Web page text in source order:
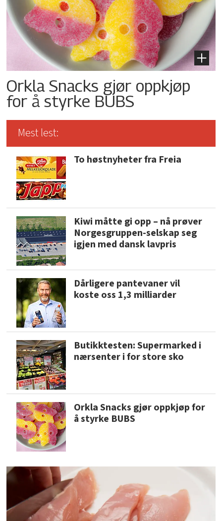
Orkla Snacks gjør oppkjøp
for å styrke BUBS
Mest lest:
To høstnyheter fra Freia
Kiwi måtte gi opp – nå prøver
Norgesgruppen-selskap seg
igjen med dansk lavpris
Dårligere pantevaner vil
koste oss 1,3 milliarder
Butikktesten: Supermarked i
nærsenter i for store sko
Orkla Snacks gjør oppkjøp for
å styrke BUBS